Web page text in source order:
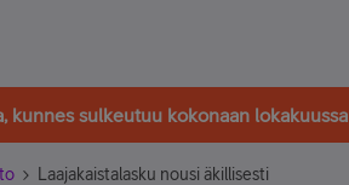
kunnes sulkeutuu kokonaan lokakuussa
Laajakaistalasku nousi äkillisesti